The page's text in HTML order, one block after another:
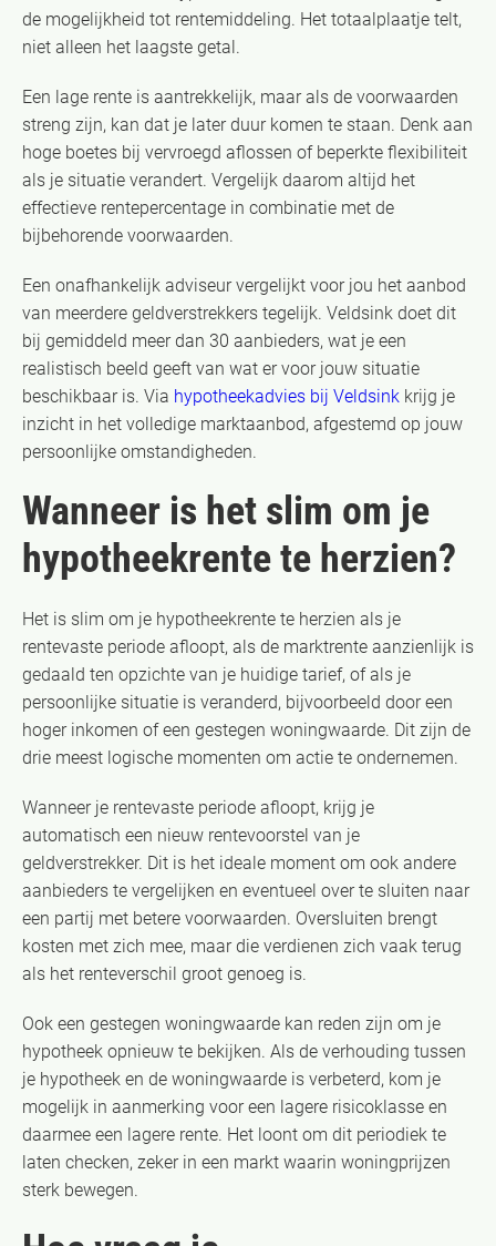
de mogelijkheid tot rentemiddeling. Het totaalplaatje telt,
niet alleen het laagste getal.
Een lage rente is aantrekkelijk, maar als de voorwaarden
streng zijn, kan dat je later duur komen te staan. Denk aan
hoge boetes bij vervroegd aflossen of beperkte flexibiliteit
als je situatie verandert. Vergelijk daarom altijd het
effectieve rentepercentage in combinatie met de
bijbehorende voorwaarden.
Een onafhankelijk adviseur vergelijkt voor jou het aanbod
van meerdere geldverstrekkers tegelijk. Veldsink doet dit
bij gemiddeld meer dan 30 aanbieders, wat je een
realistisch beeld geeft van wat er voor jouw situatie
beschikbaar is. Via hypotheekadvies bij Veldsink krijg je
inzicht in het volledige marktaanbod, afgestemd op jouw
persoonlijke omstandigheden.
Wanneer is het slim om je
hypotheekrente te herzien?
Het is slim om je hypotheekrente te herzien als je
rentevaste periode afloopt, als de marktrente aanzienlijk is
gedaald ten opzichte van je huidige tarief, of als je
persoonlijke situatie is veranderd, bijvoorbeeld door een
hoger inkomen of een gestegen woningwaarde. Dit zijn de
drie meest logische momenten om actie te ondernemen.
Wanneer je rentevaste periode afloopt, krijg je
automatisch een nieuw rentevoorstel van je
geldverstrekker. Dit is het ideale moment om ook andere
aanbieders te vergelijken en eventueel over te sluiten naar
een partij met betere voorwaarden. Oversluiten brengt
kosten met zich mee, maar die verdienen zich vaak terug
als het renteverschil groot genoeg is.
Ook een gestegen woningwaarde kan reden zijn om je
hypotheek opnieuw te bekijken. Als de verhouding tussen
je hypotheek en de woningwaarde is verbeterd, kom je
mogelijk in aanmerking voor een lagere risicoklasse en
daarmee een lagere rente. Het loont om dit periodiek te
laten checken, zeker in een markt waarin woningprijzen
sterk bewegen.